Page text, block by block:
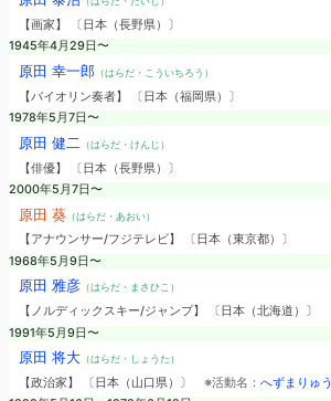
【画家】 〔日本（長野県）〕
1945年4月29日〜
原田 幸一郎（はらだ・こういちろう）
【バイオリン奏者】 〔日本（福岡県）〕
1978年5月7日〜
原田 健二 （はらだ・けんじ）
【俳優】 〔日本（長野県）〕
2000年5月7日〜
原田 葵 （はらだ・あおい）
【アナウンサー/フジテレビ】 〔日本（東京都）〕
1968年5月9日〜
原田 雅彦（はらだ・まさひこ）
【ノルディックスキー/ジャンプ】 〔日本（北海道）〕
1991年5月9日〜
原田 将大（はらだ・しょうた）
【政治家】 〔日本（山口県）〕 ※活動名： へずまりゅう